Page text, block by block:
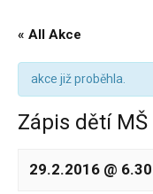
« All Akce
akce již proběhla.
Zápis dětí
29.2.2016 @ 6.30